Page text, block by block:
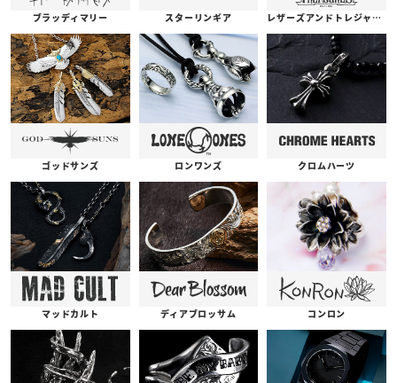
ブラッディマリー スターリンギア レザーズアンドトレジャーズ
ゴッドサンズ ロンワンズ クロムハーツ
マッドカルト ディアブロッサム コンロン